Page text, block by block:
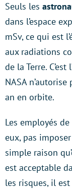
Seuls les
dans l’espace
mSv, ce qui est
aux radiations
de la Terre.
NASA
an en orbite.
Les employés
eux, pas
simple raison
est acceptable
les risques, il